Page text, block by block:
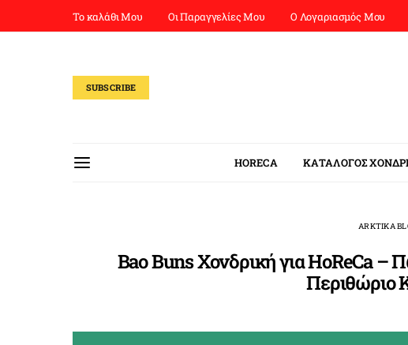
Το καλάθι Μου Οι Παραγγελίες Μου Ο Λογαριασμός Μου
SUBSCRIBE
HORECA ΚΑΤΑΛΟΓΟΣ
ARKTIKA
Bao Buns Χονδρική για HoReCa –
Περιθώριο